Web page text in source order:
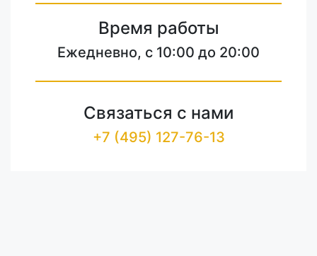
Время работы
Ежедневно, с 10:00 до 20:00
Связаться с нами
+7 (495) 127-76-13